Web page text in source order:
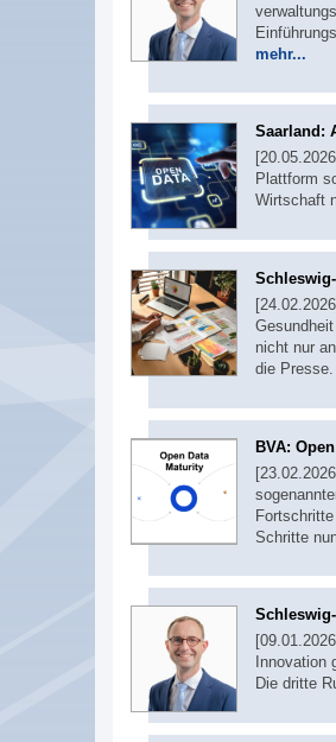
mehr...
Saarland:
Plattform
Wirtschaft
nicht nur
die Presse.
BVA:
Schritte
Innovation
Die dritte